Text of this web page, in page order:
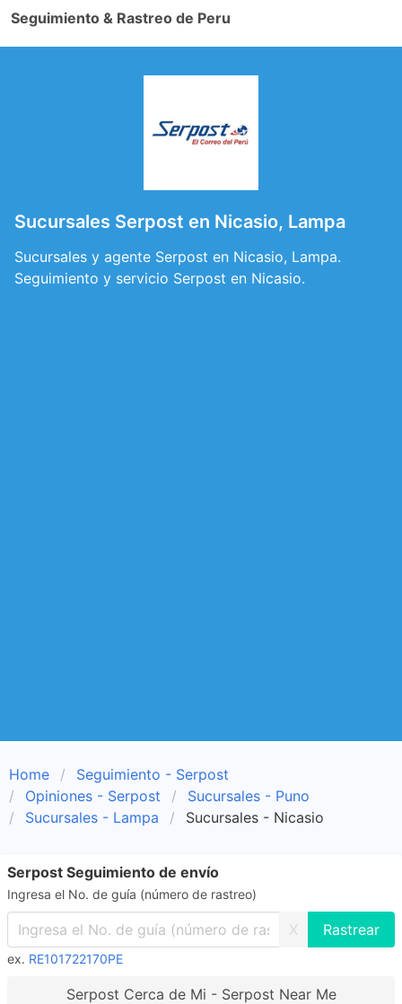
Seguimiento & Rastreo de Peru
Sucursales Serpost en Nicasio, Lampa
Sucursales y agente Serpost en Nicasio, Lampa.
Seguimiento y servicio Serpost en Nicasio.
Home
Seguimiento - Serpost
Opiniones - Serpost
Sucursales - Puno
Sucursales - Lampa
Sucursales - Nicasio
Serpost Seguimiento de envío
Ingresa el No. de guía (número de rastreo)
X
ex. RE101722170PE
Serpost Cerca de Mi - Serpost Near Me